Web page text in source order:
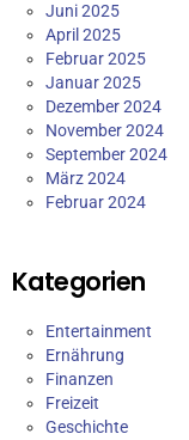
Juni 2025
April 2025
Februar 2025
Januar 2025
Dezember 2024
November 2024
September 2024
März 2024
Februar 2024
Kategorien
Entertainment
Ernährung
Finanzen
Freizeit
Geschichte